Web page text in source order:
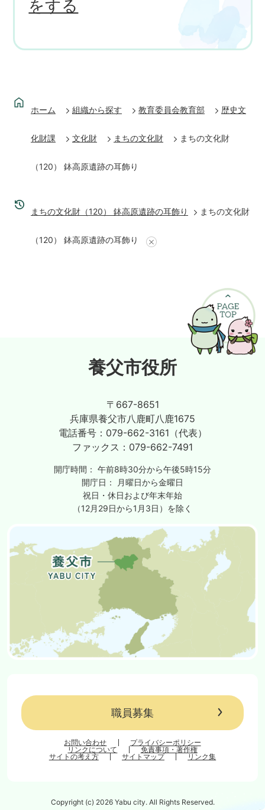
をする
ホーム 組織から探す 教育委員会教育部 歴史文
化財課 文化財 まちの文化財 まちの文化財
（120） 鉢高原遺跡の耳飾り
まちの文化財（120） 鉢高原遺跡の耳飾り まちの文化財
（120） 鉢高原遺跡の耳飾り
養父市役所
〒667-8651
兵庫県養父市八鹿町八鹿1675
電話番号： 079-662-3161（代表）
ファックス： 079-662-7491
開庁時間： 午前8時30分から午後5時15分
開庁日：
月曜日から金曜日
祝日・休日および年末年始
（12月29日から1月3日）を除く
職員募集
お問い合わせ
プライバシーポリシー
リンクについて
免責事項・著作権
サイトの考え方
サイトマップ リンク集
Copyright (c) 2026 Yabu city. All Rights Reserved.